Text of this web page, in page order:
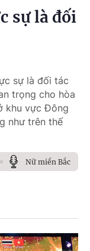
sự là đối
sự là đối tác
trọng cho hòa
khu vực Đông
như trên thế
Nữ miền Bắc